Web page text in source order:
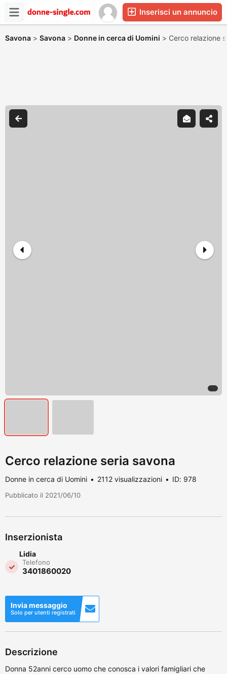
Inserisci un annuncio
Savona > Savona > Donne in cerca di Uomini > Cerco relazione
Cerco relazione seria savona
Donne in cerca di Uomini 2112 visualizzazioni ID: 978
Pubblicato il 2021/06/10
Inserzionista
Lidia
Telefono
3401860020
Invia messaggio
Solo per utenti registrati
Descrizione
Donna 52anni cerco uomo che conosca i valori famigliari che